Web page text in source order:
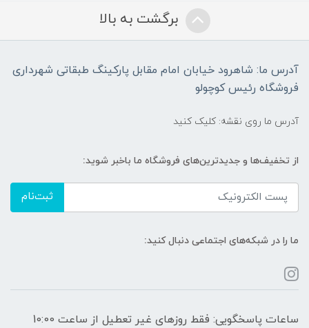
برگشت به بالا
آدرس ما: شاهرود خیابان امام مقابل پارکینگ طبقاتی شهرداری
فروشگاه رئیس کوچولو
آدرس ما روی نقشه: کلیک کنید
از تخفیف‌ها و جدیدترین‌های فروشگاه ما باخبر شوید:
ثبت‌نام
ما را در شبکه‌های اجتماعی دنبال کنید:
ساعات پاسخگویی: فقط روزهای غیر تعطیل از ساعت 10:00